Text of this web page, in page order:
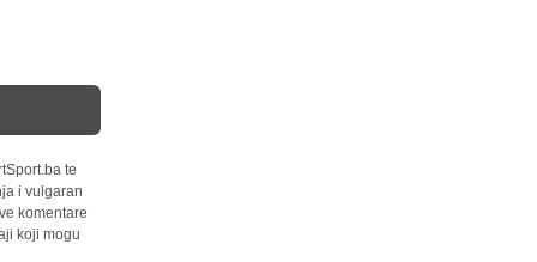
te
i vulgaran
komentare
koji mogu